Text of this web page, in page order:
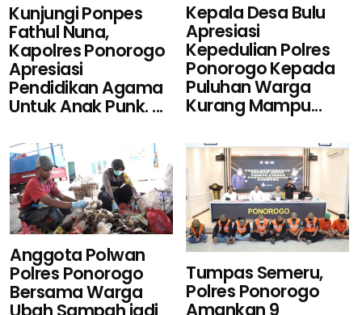
Kunjungi Ponpes
Fathul Nuna,
Kapolres Ponorogo
Apresiasi
Pendidikan Agama
Untuk Anak Punk. ...
Kepala Desa Bulu
Apresiasi
Kepedulian Polres
Ponorogo Kepada
Puluhan Warga
Kurang Mampu...
Anggota Polwan
Polres Ponorogo
Bersama Warga
Tumpas Semeru,
Polres Ponorogo
Amankan 9